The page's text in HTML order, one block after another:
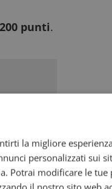
punti.
la migliore
personalizzati sui
Potrai modificare le tue